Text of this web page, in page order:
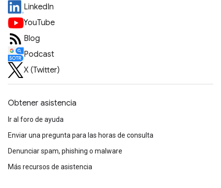
LinkedIn
YouTube
Blog
Podcast
X (Twitter)
Obtener asistencia
Ir al foro de ayuda
Enviar una pregunta para las horas de consulta
Denunciar spam, phishing o malware
Más recursos de asistencia